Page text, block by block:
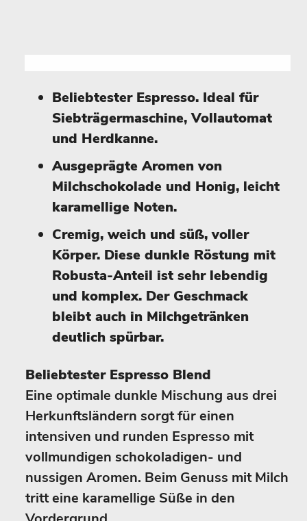
Beliebtester Espresso. Ideal für
Siebträgermaschine, Vollautomat
und Herdkanne.
Ausgeprägte Aromen von
Milchschokolade und Honig, leicht
karamellige Noten.
Cremig, weich und süß, voller
Körper. Diese dunkle Röstung mit
Robusta-Anteil ist sehr lebendig
und komplex. Der Geschmack
bleibt auch in Milchgetränken
deutlich spürbar.
Beliebtester Espresso Blend
Eine optimale dunkle Mischung aus drei
Herkunftsländern sorgt für einen
intensiven und runden Espresso mit
vollmundigen schokoladigen- und
nussigen Aromen. Beim Genuss mit Milch
tritt eine karamellige Süße in den